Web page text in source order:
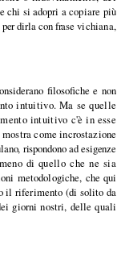
chi si adopri a copiare più
dirla con frasevichiana,
filosofiche e non
intuitivo. Ma se quelle
intuitivo c'è in esse
come incrostazione
lano, rispondono ad esigenze
diquello che ne sia
metodologiche, che qui
il riferimento (di solito da
giorni nostri, delle quali